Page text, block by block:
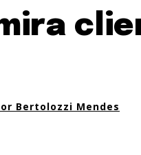
Bertolozzi Mendes